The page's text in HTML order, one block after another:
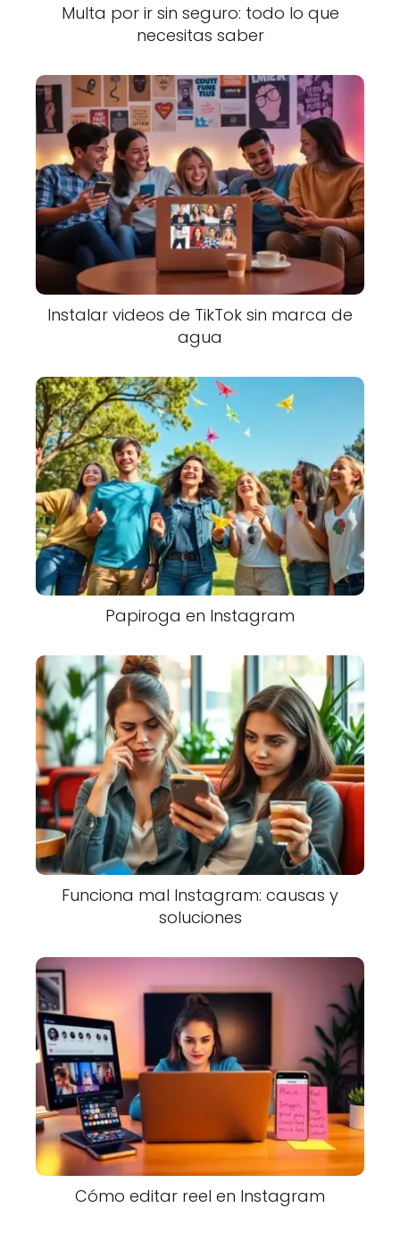
Multa por ir sin seguro: todo lo que
necesitas saber
Instalar videos de TikTok sin marca de
agua
Papiroga en Instagram
Funciona mal Instagram: causas y
soluciones
Cómo editar reel en Instagram